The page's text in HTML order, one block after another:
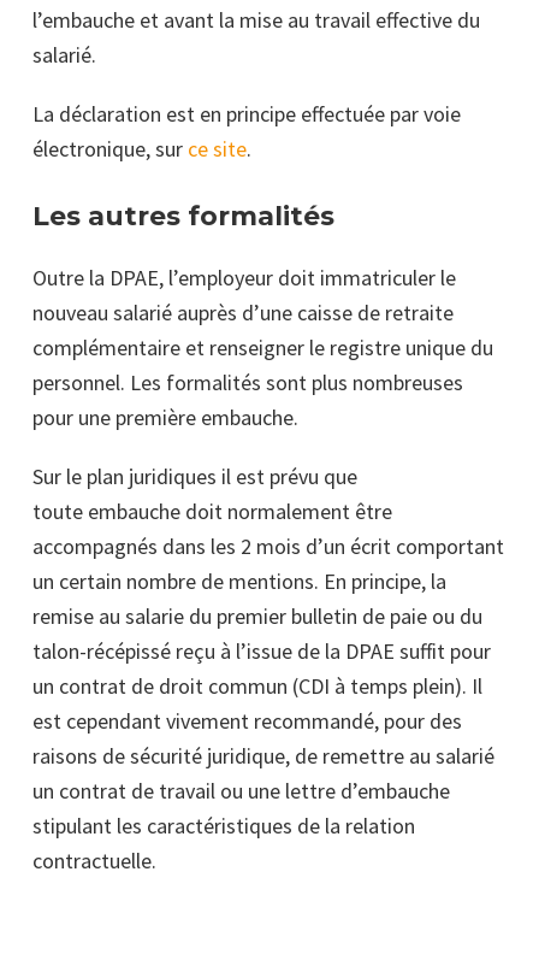
l’embauche et avant la mise au travail effective du
salarié.
La déclaration est en principe effectuée par voie
électronique, sur ce site.
Les autres formalités
Outre la DPAE, l’employeur doit immatriculer le
nouveau salarié auprès d’une caisse de retraite
complémentaire et renseigner le registre unique du
personnel. Les formalités sont plus nombreuses
pour une première embauche.
Sur le plan juridiques il est prévu que
toute embauche doit normalement être
accompagnés dans les 2 mois d’un écrit comportant
un certain nombre de mentions. En principe, la
remise au salarie du premier bulletin de paie ou du
talon-récépissé reçu à l’issue de la DPAE suffit pour
un contrat de droit commun (CDI à temps plein). Il
est cependant vivement recommandé, pour des
raisons de sécurité juridique, de remettre au salarié
un contrat de travail ou une lettre d’embauche
stipulant les caractéristiques de la relation
contractuelle.